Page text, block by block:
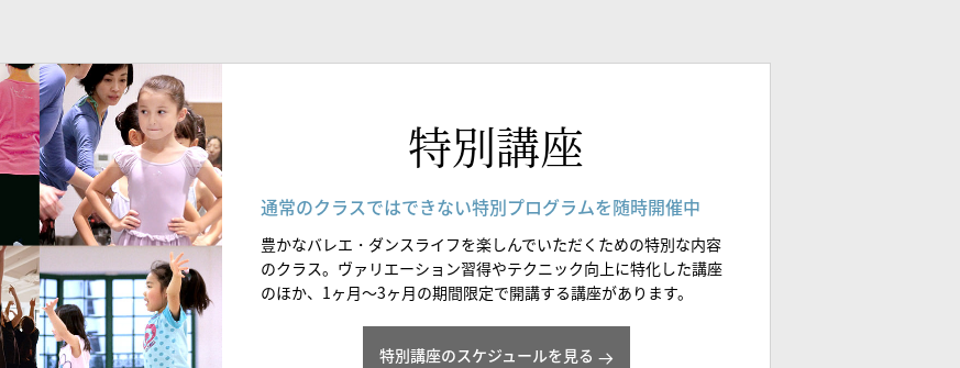
特別講座
通常のクラスではできない特別プログラムを随時開催中
豊かなバレエ・ダンスライフを楽しんでいただくための特別な内容
のクラス。ヴァリエーション習得やテクニック向上に特化した講座
のほか、1ヶ月～3ヶ月の期間限定で開講する講座があります。
特別講座のスケジュールを見る